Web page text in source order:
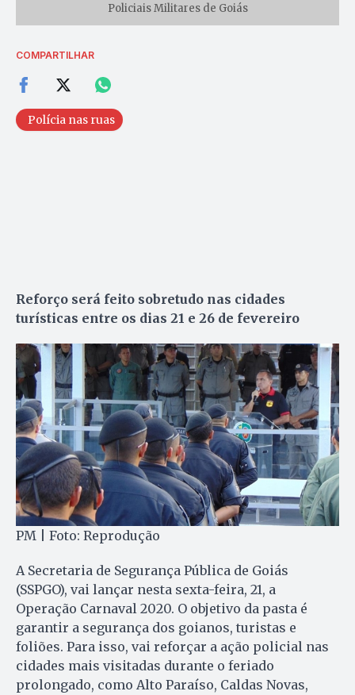
Policiais Militares de Goiás
COMPARTILHAR
Polícia nas ruas
Reforço será feito sobretudo nas cidades
turísticas entre os dias 21 e 26 de fevereiro
PM | Foto: Reprodução
A Secretaria de Segurança Pública de Goiás
(SSPGO), vai lançar nesta sexta-feira, 21, a
Operação Carnaval 2020. O objetivo da pasta é
garantir a segurança dos goianos, turistas e
foliões. Para isso, vai reforçar a ação policial nas
cidades mais visitadas durante o feriado
prolongado, como Alto Paraíso, Caldas Novas,